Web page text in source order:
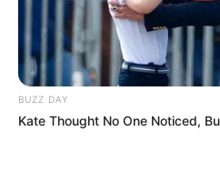
Posted
BUZZ DAY
Kate Thought No One Noticed,